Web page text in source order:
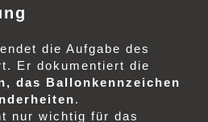
die Aufgabe des
Er dokumentiert die
das Ballonkennzeichen
.
nur wichtig für das